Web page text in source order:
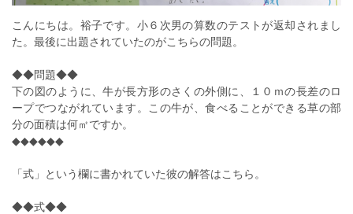
こんにちは。裕子です。小６次男の算数のテストが返却されまし
た。最後に出題されていたのがこちらの問題。
◆◆問題◆◆
下の図のように、牛が長方形のさくの外側に、１０ｍの長差のロ
ープでつながれています。この牛が、食べることができる草の部
分の面積は何㎡ですか。
◆◆◆◆◆◆
「式」という欄に書かれていた彼の解答はこちら。
◆◆式◆◆